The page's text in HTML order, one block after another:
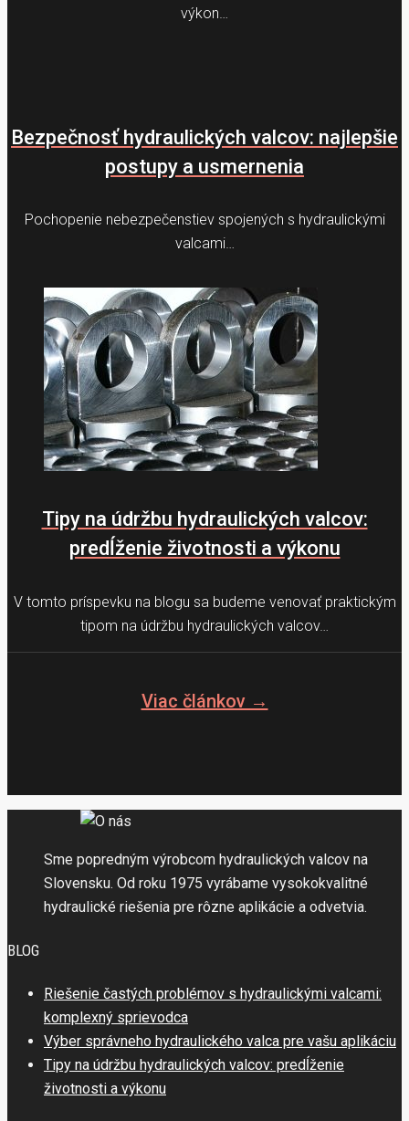
výkon…
Bezpečnosť hydraulických valcov: najlepšie
postupy a usmernenia
Pochopenie nebezpečenstiev spojených s hydraulickými
valcami…
Tipy na údržbu hydraulických valcov:
predĺženie životnosti a výkonu
V tomto príspevku na blogu sa budeme venovať praktickým
tipom na údržbu hydraulických valcov…
Viac článkov →
Sme popredným výrobcom hydraulických valcov na
Slovensku. Od roku 1975 vyrábame vysokokvalitné
hydraulické riešenia pre rôzne aplikácie a odvetvia.
BLOG
Riešenie častých problémov s hydraulickými valcami:
komplexný sprievodca
Výber správneho hydraulického valca pre vašu aplikáciu
Tipy na údržbu hydraulických valcov: predĺženie
životnosti a výkonu